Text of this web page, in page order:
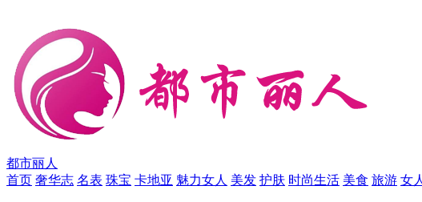
都市丽人
首页 奢华志 名表 珠宝 卡地亚 魅力女人 美发 护肤 时尚生活 美食 旅游 女